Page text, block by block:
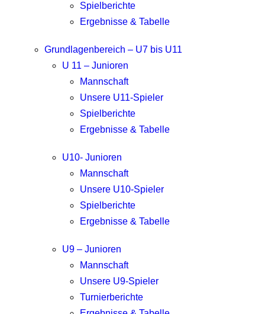
Spielberichte
Ergebnisse & Tabelle
Grundlagenbereich – U7 bis U11
U 11 – Junioren
Mannschaft
Unsere U11-Spieler
Spielberichte
Ergebnisse & Tabelle
U10- Junioren
Mannschaft
Unsere U10-Spieler
Spielberichte
Ergebnisse & Tabelle
U9 – Junioren
Mannschaft
Unsere U9-Spieler
Turnierberichte